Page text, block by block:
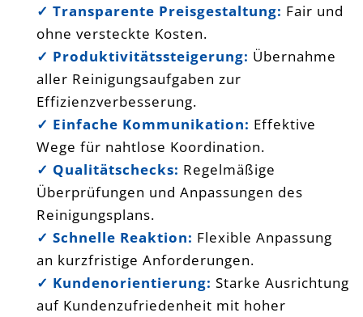
✓ Transparente Preisgestaltung: Fair und
ohne versteckte Kosten.
✓ Produktivitätssteigerung: Übernahme
aller Reinigungsaufgaben zur
Effizienzverbesserung.
✓ Einfache Kommunikation: Effektive
Wege für nahtlose Koordination.
✓ Qualitätschecks: Regelmäßige
Überprüfungen und Anpassungen des
Reinigungsplans.
✓ Schnelle Reaktion: Flexible Anpassung
an kurzfristige Anforderungen.
✓ Kundenorientierung: Starke Ausrichtung
auf Kundenzufriedenheit mit hoher